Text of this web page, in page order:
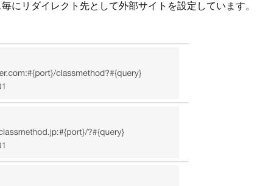
リダイレクト先として外部サイトを設定しています。